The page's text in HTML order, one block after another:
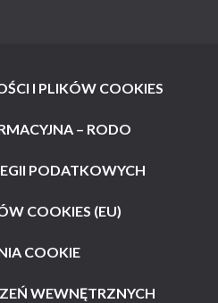
I PLIKÓW COOKIES
– RODO
PODATKOWYCH
COOKIES (EU)
COOKIE
WEWNĘTRZNYCH